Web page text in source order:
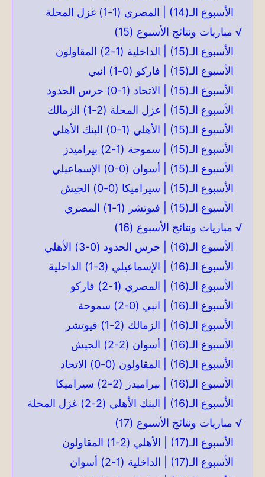
الأسبوع الـ(14) | المصري (1-1) غزل المحلة
√ مباريات ونتائج الأسبوع (15)
الأسبوع الـ(15) | الداخلية (1-2) المقاولون
الأسبوع الـ(15) | فاركو (0-1) انبي
الأسبوع الـ(15) | الاتحاد (1-0) حرس الحدود
الأسبوع الـ(15) | غزل المحلة (2-1) الزمالك
الأسبوع الـ(15) | الأهلي (1-0) البنك الأهلي
الأسبوع الـ(15) | سموحة (1-2) بيراميدز
الأسبوع الـ(15) | أسوان (0-0) الإسماعيلي
الأسبوع الـ(15) | سيراميكا (0-0) الجيش
الأسبوع الـ(15) | فيوتشر (1-1) المصري
√ مباريات ونتائج الأسبوع (16)
الأسبوع الـ(16) | حرس الحدود (0-3) الأهلي
الأسبوع الـ(16) | الإسماعيلي (3-1) الداخلية
الأسبوع الـ(16) | المصري (1-2) فاركو
الأسبوع الـ(16) | انبي (0-2) سموحة
الأسبوع الـ(16) | الزمالك (2-1) فيوتشر
الأسبوع الـ(16) | أسوان (2-2) الجيش
الأسبوع الـ(16) | المقاولون (0-0) الاتحاد
الأسبوع الـ(16) | بيراميدز (2-2) سيراميكا
الأسبوع الـ(16) | البنك الأهلي (2-2) غزل المحلة
√ مباريات ونتائج الأسبوع (17)
الأسبوع الـ(17) | الأهلي (2-1) المقاولون
الأسبوع الـ(17) | الداخلية (1-2) أسوان